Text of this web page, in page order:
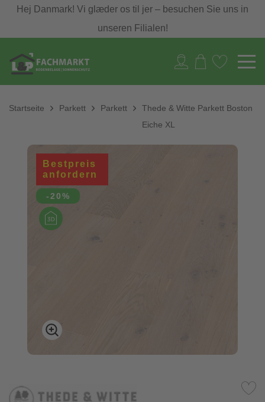
Hej Danmark! Vi glæder os til jer – besuchen Sie uns in
unseren Filialen!
Startseite Parkett Parkett
Thede & Witte Parkett Boston
Eiche XL
Bestpreis
anfordern
-20%